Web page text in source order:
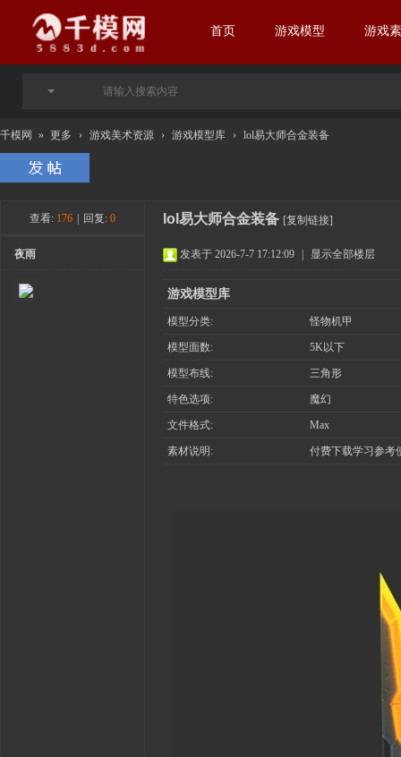
首页 游戏模型 游戏
千模网 » 更多 › 游戏美术资源 › 游戏模型库 › lol易大师合金装备
查看: 176 回复: 0 lol易大师合金装备 [复制链接]
夜雨 发表于 2026-7-7 17:12:09 显示全部楼层
游戏模型库
模型分类: 怪物机甲
模型面数: 5K以下
模型布线: 三角形
特色选项: 魔幻
文件格式: Max
素材说明: 付费下载学习参考